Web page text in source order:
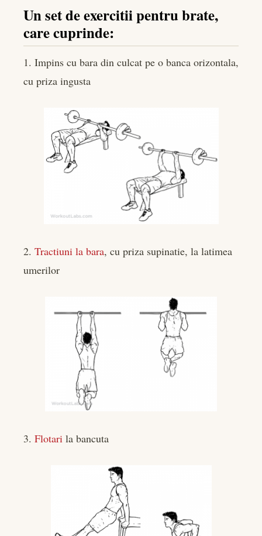
Un set de exercitii pentru brate,
care cuprinde:
1. Impins cu bara din culcat pe o banca orizontala,
cu priza ingusta
2. Tractiuni la bara, cu priza supinatie, la latimea
umerilor
3. Flotari la bancuta